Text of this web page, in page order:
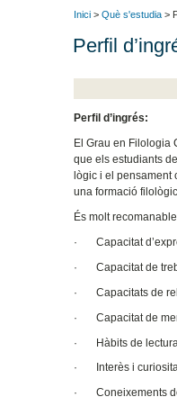
Inici > Què s'estudia >
Perfil
Perfil d’ingrés:
El Grau en Filologia
que els estudiants
lògic i el pensament
una formació
És molt
· Capacitat
· Capacitat de
· Capacitats de
· Capacitat de
· Hàbits de lectura
· Interès i
· Coneixements